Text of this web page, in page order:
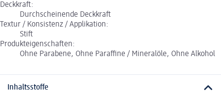
Deckkraft:
Durchscheinende Deckkraft
Textur / Konsistenz / Applikation:
Stift
Produkteigenschaften:
Ohne Parabene, Ohne Paraffine / Mineralöle, Ohne Alkohol
Inhaltsstoffe